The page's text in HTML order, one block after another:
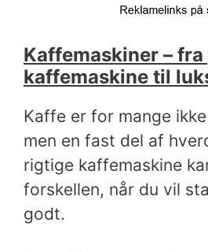
Kaffemaskiner –
kaffemaskine til
Kaffe er for mange
men en fast del af
rigtige kaffemaskine
forskellen, når du vil
godt.